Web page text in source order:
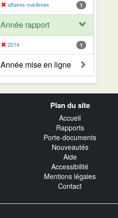
affaires maritimes 1
Année rapport
2014 1
Année mise en ligne
Plan du site
Accueil
Rapports
Porte-documents
Nouveautés
Aide
Accessibilité
Mentions légales
Contact